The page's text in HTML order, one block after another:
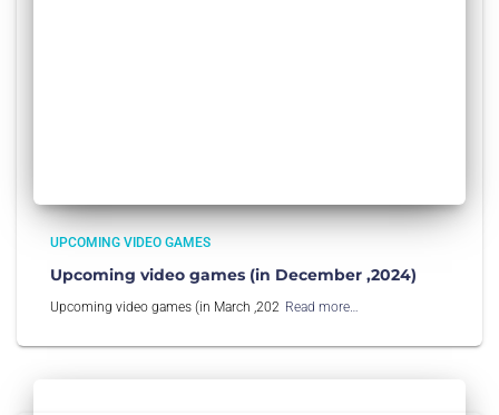
UPCOMING VIDEO GAMES
Upcoming video games (in December ,2024)
Upcoming video games (in March ,202 Read more…